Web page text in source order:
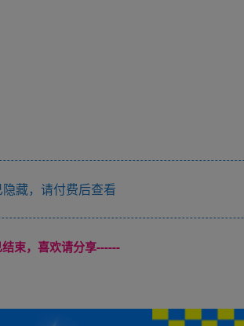
藏，请付费后查看
束，喜欢请分享------